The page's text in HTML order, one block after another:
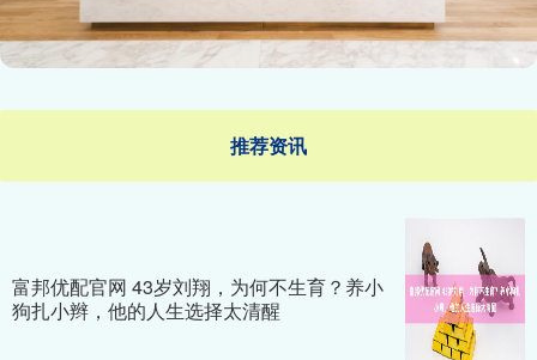
推荐资讯
富邦优配官网 43岁刘翔，为何不生育？养小
狗扎小辫，他的人生选择太清醒